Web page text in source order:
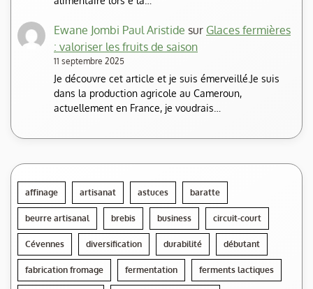
Ewane Jombi Paul Aristide sur Glaces fermières
: valoriser les fruits de saison
11 septembre 2025
Je découvre cet article et je suis émerveillé.Je suis
dans la production agricole au Cameroun,
actuellement en France, je voudrais…
affinage artisanat astuces baratte
beurre artisanal brebis business circuit-court
Cévennes diversification durabilité débutant
fabrication fromage fermentation ferments lactiques